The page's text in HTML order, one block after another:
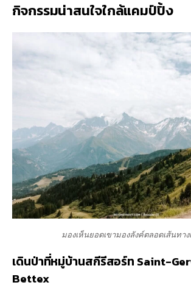
กิจกรรมน่าสนใจใกล้แคมป์ปิ้ง
มองเห็นยอดเขามองลังค์ตลอดเส้นทาง
เดินป่าที่หมู่บ้านสกีรีสอร์ท Saint-
Bettex